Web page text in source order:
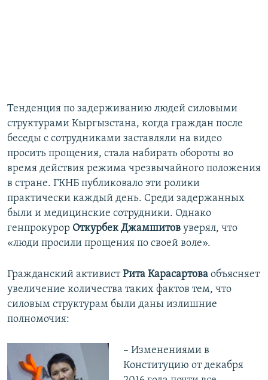
Тенденция по задерживанию людей силовыми
структурами Кыргызстана, когда граждан после
беседы с сотрудниками заставляли на видео
просить прощения, стала набирать обороты во
время действия режима чрезвычайного положения
в стране. ГКНБ публиковало эти ролики
практически каждый день. Среди задержанных
были и медицинские сотрудники. Однако
генпрокурор Откурбек Джамшитов уверял, что
«люди просили прощения по своей воле».
Гражданский активистРита Карасартова объясняет
увеличение количества таких фактов тем, что
силовым структурам были даны излишние
полномочия:
– Изменениями в
Конституцию от декабря